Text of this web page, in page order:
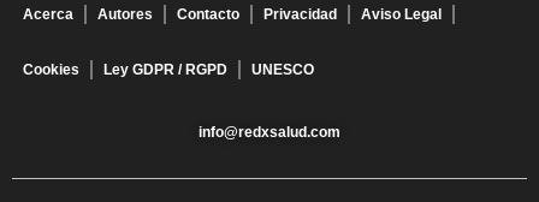
Acerca Autores Contacto Privacidad Aviso Legal
Cookies Ley GDPR / RGPD UNESCO
info@redxsalud.com